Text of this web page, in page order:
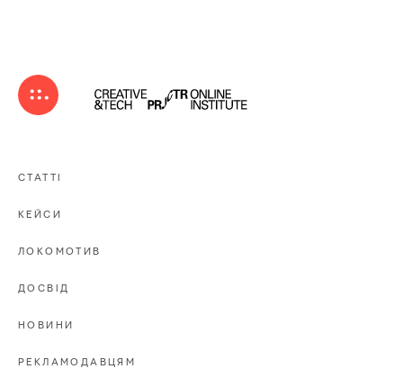
СТАТТІ
КЕЙСИ
ЛОКОМОТИВ
ДОСВІД
НОВИНИ
РЕКЛАМОДАВЦЯМ